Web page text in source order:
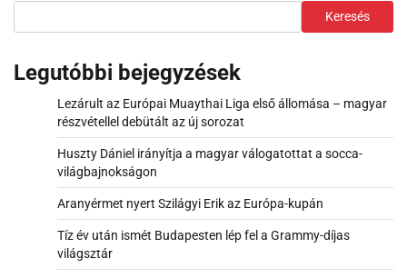
Keresés
Legutóbbi bejegyzések
Lezárult az Európai Muaythai Liga első állomása – magyar
részvétellel debütált az új sorozat
Huszty Dániel irányítja a magyar válogatottat a socca-
világbajnokságon
Aranyérmet nyert Szilágyi Erik az Európa-kupán
Tíz év után ismét Budapesten lép fel a Grammy-díjas
világsztár